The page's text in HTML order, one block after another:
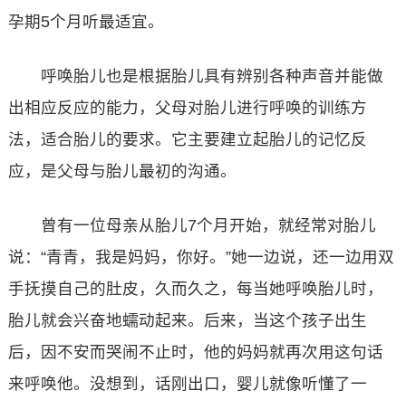
孕期5个月听最适宜。
呼唤胎儿也是根据胎儿具有辨别各种声音并能做
出相应反应的能力，父母对胎儿进行呼唤的训练方
法，适合胎儿的要求。它主要建立起胎儿的记忆反
应，是父母与胎儿最初的沟通。
曾有一位母亲从胎儿7个月开始，就经常对胎儿
说：“青青，我是妈妈，你好。”她一边说，还一边用双
手抚摸自己的肚皮，久而久之，每当她呼唤胎儿时，
胎儿就会兴奋地蠕动起来。后来，当这个孩子出生
后，因不安而哭闹不止时，他的妈妈就再次用这句话
来呼唤他。没想到，话刚出口，婴儿就像听懂了一